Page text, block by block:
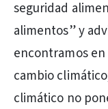
seguridad
alimentos” y
encontramos
cambio
climático no